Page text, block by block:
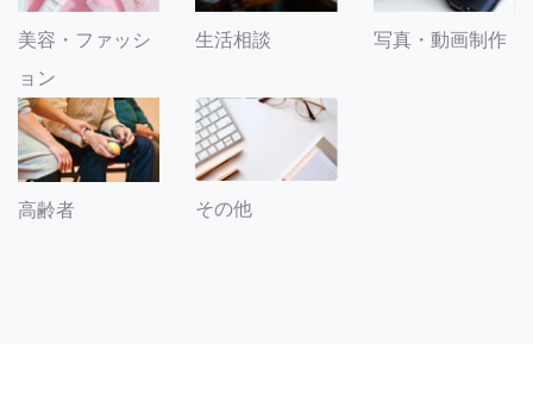
美容・ファッシ
ョン
生活相談 写真・動画制作
高齢者 その他